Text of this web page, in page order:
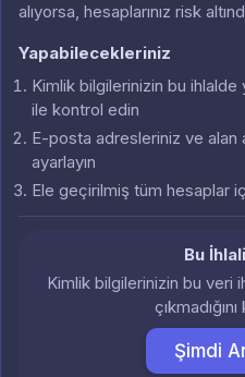
alıyorsa, hesaplarınız risk
Yapabilecekleriniz
Kimlik bilgilerinizin bu ihlalde
ile kontrol edin
E-posta adresleriniz ve alan
ayarlayın
Ele geçirilmiş tüm hesaplar
Bu
Kimlik bilgilerinizin bu veri
Şimdi